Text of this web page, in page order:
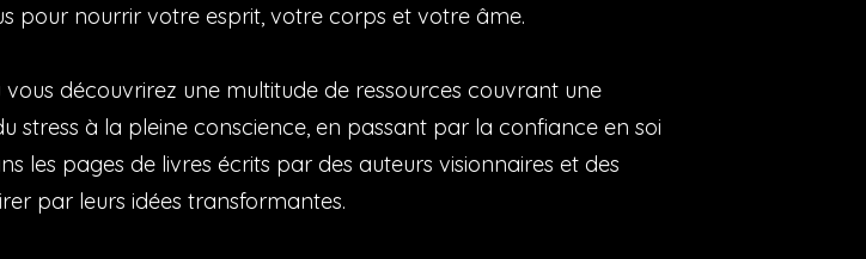
pour nourrir votre esprit, votre corps et votre âme.
découvrirez une multitude de ressources couvrant une
stress à la pleine conscience, en passant par la confiance en soi
les pages de livres écrits par des auteurs visionnaires et des
par leurs idées transformantes.